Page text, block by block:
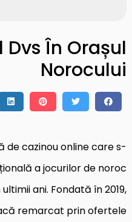
Dvs În Orașul
Norocului
cazinou online care s-
a jocurilor de noroc
ani. Fondată în 2019,
remarcat prin ofertele